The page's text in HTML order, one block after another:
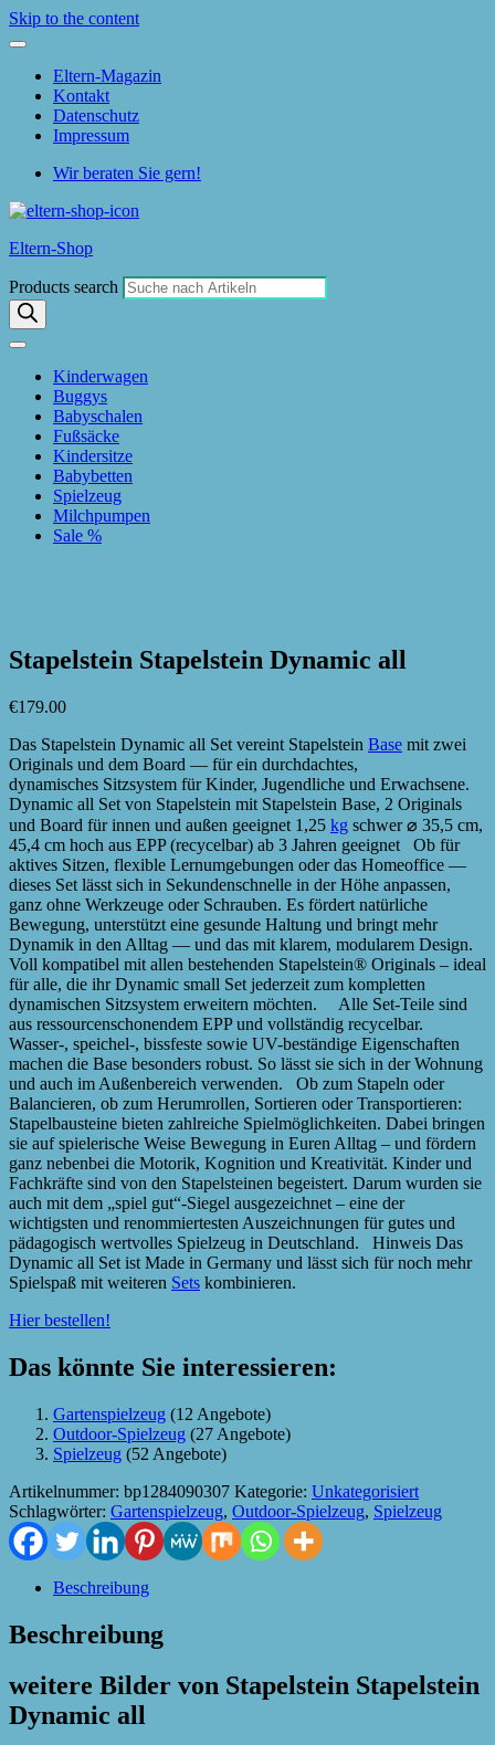
Skip to the content
Eltern-Magazin
Kontakt
Datenschutz
Impressum
Wir beraten Sie gern!
Eltern-Shop
Products search
Kinderwagen
Buggys
Babyschalen
Fußsäcke
Kindersitze
Babybetten
Spielzeug
Milchpumpen
Sale %
Stapelstein Stapelstein Dynamic all
€179.00
Das Stapelstein Dynamic all Set vereint Stapelstein Base mit zwei
Originals und dem Board — für ein durchdachtes,
dynamisches Sitzsystem für Kinder, Jugendliche und Erwachsene.
Dynamic all Set von Stapelstein mit Stapelstein Base, 2 Originals
und Board für innen und außen geeignet 1,25 kg schwer ⌀ 35,5 cm,
45,4 cm hoch aus EPP (recycelbar) ab 3 Jahren geeignet Ob für
aktives Sitzen, flexible Lernumgebungen oder das Homeoffice —
dieses Set lässt sich in Sekundenschnelle in der Höhe anpassen,
ganz ohne Werkzeuge oder Schrauben. Es fördert natürliche
Bewegung, unterstützt eine gesunde Haltung und bringt mehr
Dynamik in den Alltag — und das mit klarem, modularem Design.
Voll kompatibel mit allen bestehenden Stapelstein® Originals – ideal
für alle, die ihr Dynamic small Set jederzeit zum kompletten
dynamischen Sitzsystem erweitern möchten. Alle Set-Teile sind
aus ressourcenschonendem EPP und vollständig recycelbar.
Wasser-, speichel-, bissfeste sowie UV-beständige Eigenschaften
machen die Base besonders robust. So lässt sie sich in der Wohnung
und auch im Außenbereich verwenden. Ob zum Stapeln oder
Balancieren, ob zum Herumrollen, Sortieren oder Transportieren:
Stapelbausteine bieten zahlreiche Spielmöglichkeiten. Dabei bringen
sie auf spielerische Weise Bewegung in Euren Alltag – und fördern
ganz nebenbei die Motorik, Kognition und Kreativität. Kinder und
Fachkräfte sind von den Stapelsteinen begeistert. Darum wurden sie
auch mit dem „spiel gut“-Siegel ausgezeichnet – eine der
wichtigsten und renommiertesten Auszeichnungen für gutes und
pädagogisch wertvolles Spielzeug in Deutschland. Hinweis Das
Dynamic all Set ist Made in Germany und lässt sich für noch mehr
Spielspaß mit weiteren Sets kombinieren.
Hier bestellen!
Das könnte Sie interessieren:
Gartenspielzeug (12 Angebote)
Outdoor-Spielzeug (27 Angebote)
Spielzeug (52 Angebote)
Artikelnummer: bp1284090307 Kategorie: Unkategorisiert
Schlagwörter: Gartenspielzeug, Outdoor-Spielzeug, Spielzeug
Beschreibung
Beschreibung
weitere Bilder von Stapelstein Stapelstein
Dynamic all